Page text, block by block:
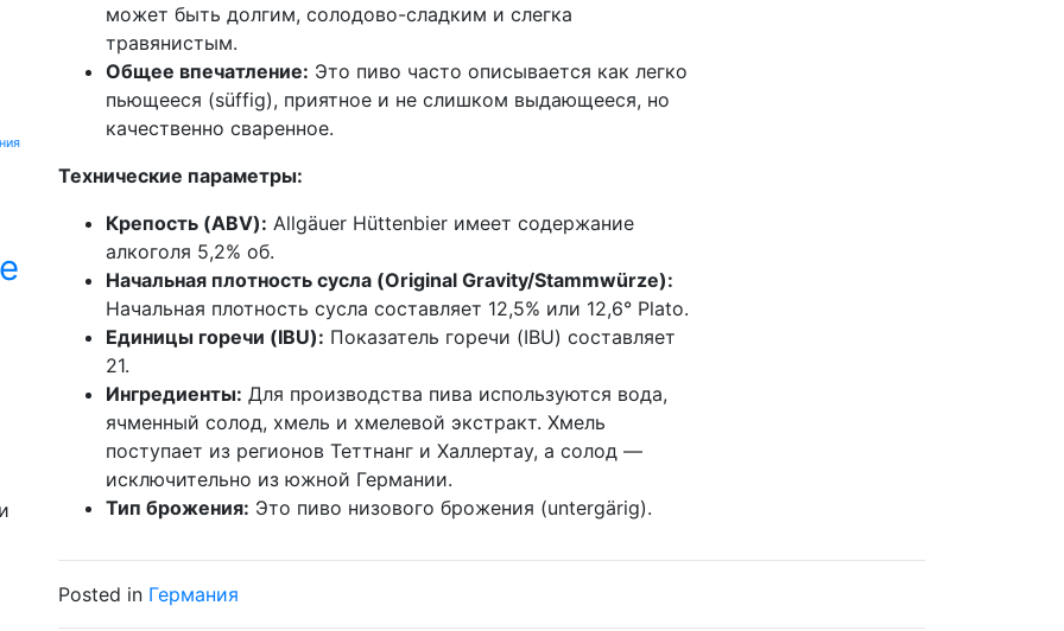
может быть долгим, солодово-сладким и слегка
травянистым.
Общее впечатление: Это пиво часто описывается как легко
пьющееся (süffig), приятное и не слишком выдающееся, но
качественно сваренное.
Технические параметры:
Крепость (ABV): Allgäuer Hüttenbier имеет содержание
алкоголя 5,2% об.
Начальная плотность сусла (Original Gravity/Stammwürze):
Начальная плотность сусла составляет 12,5% или 12,6° Plato.
Единицы горечи (IBU): Показатель горечи (IBU) составляет
21.
Ингредиенты: Для производства пива используются вода,
ячменный солод, хмель и хмелевой экстракт. Хмель
поступает из регионов Теттнанг и Халлертау, а солод —
исключительно из южной Германии.
Тип брожения: Это пиво низового брожения (untergärig).
Posted in Германия